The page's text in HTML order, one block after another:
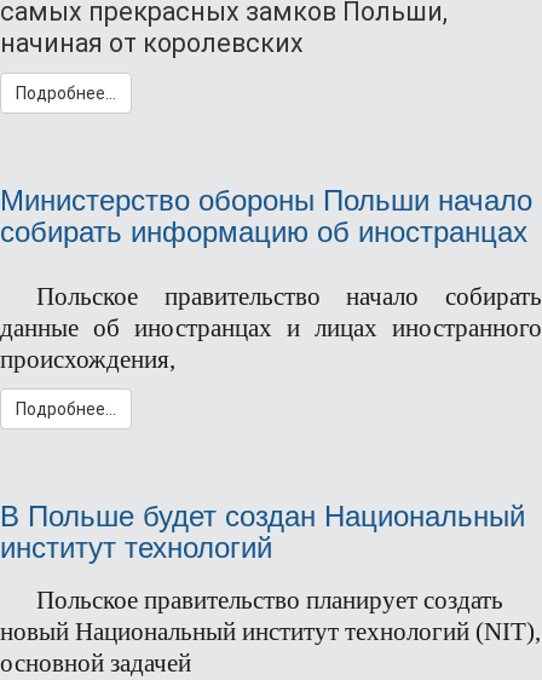
самых прекрасных замков Польши,
начиная от королевских
Подробнее...
Министерство обороны Польши начало
собирать информацию об иностранцах
Польское правительство начало собирать
данные об иностранцах и лицах иностранного
происхождения,
Подробнее...
В Польше будет создан Национальный
институт технологий
Польское правительство планирует создать
новый Национальный институт технологий (NIT),
основной задачей